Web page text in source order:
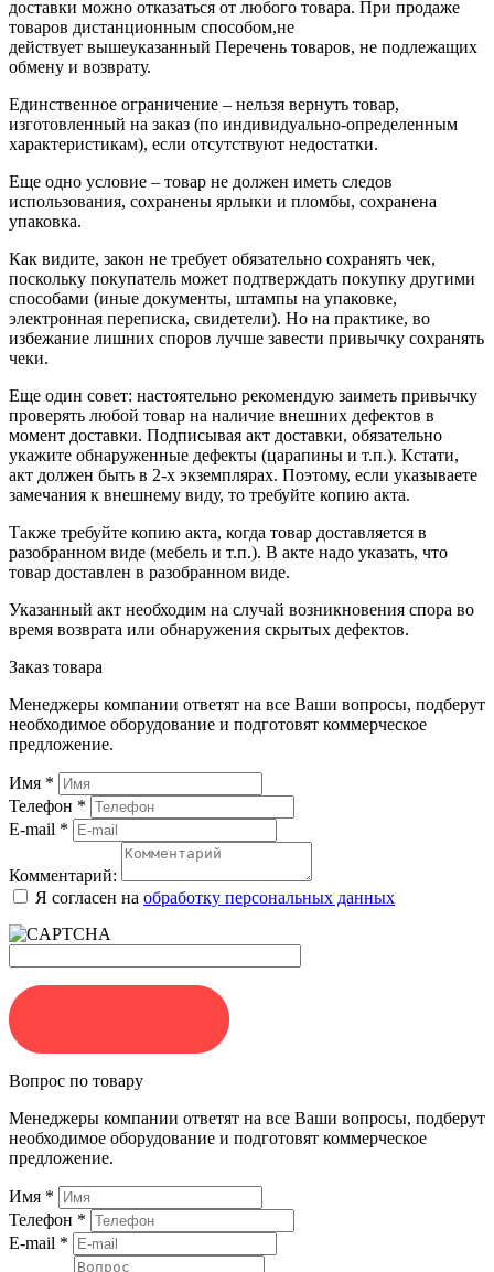
доставки можно отказаться от любого товара. При продаже
товаров дистанционным способом,не
действует вышеуказанный Перечень товаров, не подлежащих
обмену и возврату.
Единственное ограничение – нельзя вернуть товар,
изготовленный на заказ (по индивидуально-определенным
характеристикам), если отсутствуют недостатки.
Еще одно условие – товар не должен иметь следов
использования, сохранены ярлыки и пломбы, сохранена
упаковка.
Как видите, закон не требует обязательно сохранять чек,
поскольку покупатель может подтверждать покупку другими
способами (иные документы, штампы на упаковке,
электронная переписка, свидетели). Но на практике, во
избежание лишних споров лучше завести привычку сохранять
чеки.
Еще один совет: настоятельно рекомендую заиметь привычку
проверять любой товар на наличие внешних дефектов в
момент доставки. Подписывая акт доставки, обязательно
укажите обнаруженные дефекты (царапины и т.п.). Кстати,
акт должен быть в 2-х экземплярах. Поэтому, если указываете
замечания к внешнему виду, то требуйте копию акта.
Также требуйте копию акта, когда товар доставляется в
разобранном виде (мебель и т.п.). В акте надо указать, что
товар доставлен в разобранном виде.
Указанный акт необходим на случай возникновения спора во
время возврата или обнаружения скрытых дефектов.
Заказ товара
Менеджеры компании ответят на все Ваши вопросы, подберут
необходимое оборудование и подготовят коммерческое
предложение.
Имя *
Телефон *
E-mail *
Комментарий:
Я согласен на обработку персональных данных
Вопрос по товару
Менеджеры компании ответят на все Ваши вопросы, подберут
необходимое оборудование и подготовят коммерческое
предложение.
Имя *
Телефон *
E-mail *